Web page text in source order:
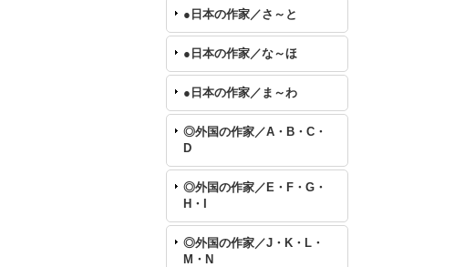
●日本の作家／さ～と
●日本の作家／な～ほ
●日本の作家／ま～わ
◎外国の作家／A・B・C・
D
◎外国の作家／E・F・G・
H・I
◎外国の作家／J・K・L・
M・N